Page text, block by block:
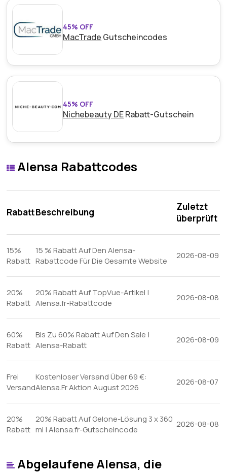
45% OFF
MacTrade Gutscheincodes
45% OFF
Nichebeauty DERabatt-Gutschein
Alensa Rabattcodes
RabattBeschreibung
Zuletzt
überprüft
15%
Rabatt
15 % Rabatt Auf Den Alensa-
Rabattcode Für Die Gesamte Website
2026-08-09
20%
Rabatt
20% Rabatt Auf TopVue-Artikel |
Alensa.fr-Rabattcode
2026-08-08
60%
Rabatt
Bis Zu 60% Rabatt Auf Den Sale |
Alensa-Rabatt
2026-08-09
Frei
Versand
Kostenloser Versand Über 69 €:
Alensa.Fr Aktion August 2026
2026-08-07
20%
Rabatt
20% Rabatt Auf Gelone-Lösung 3 x 360
ml | Alensa.fr-Gutscheincode
2026-08-08
Abgelaufene Alensa, die